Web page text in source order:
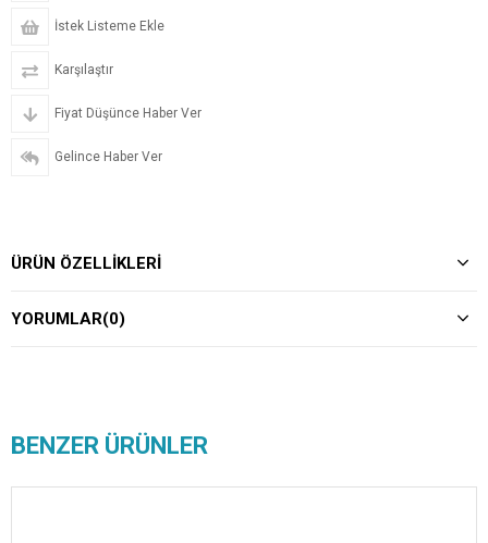
İstek Listeme Ekle
Karşılaştır
Fiyat Düşünce Haber Ver
Gelince Haber Ver
ÜRÜN ÖZELLIKLERI
YORUMLAR(0)
BENZER ÜRÜNLER